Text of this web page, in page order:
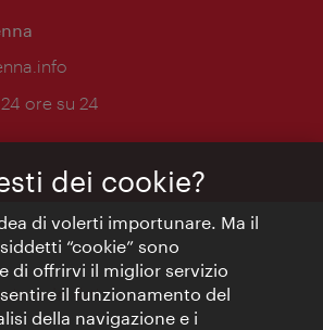
ore su 24
dei dati
dei cookie?
di volerti importunare. Ma il
“cookie” sono
di offrirvi il miglior servizio
il funzionamento del
della navigazione e i